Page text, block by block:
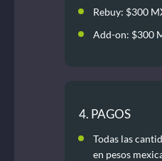
Rebuy: $300
Add-on: $300
4. PAGOS
Todas las
en pesos